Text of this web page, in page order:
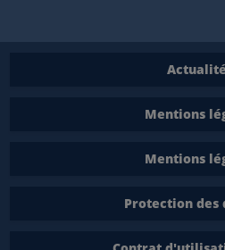
Mentions
Mentions
Protection des